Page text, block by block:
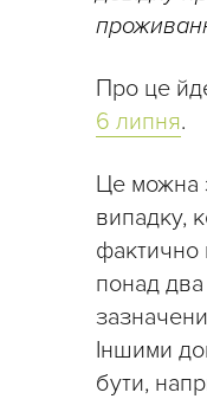
Про це
6 липня.
Це можна
випадку,
фактично
понад два
Іншими
бути,